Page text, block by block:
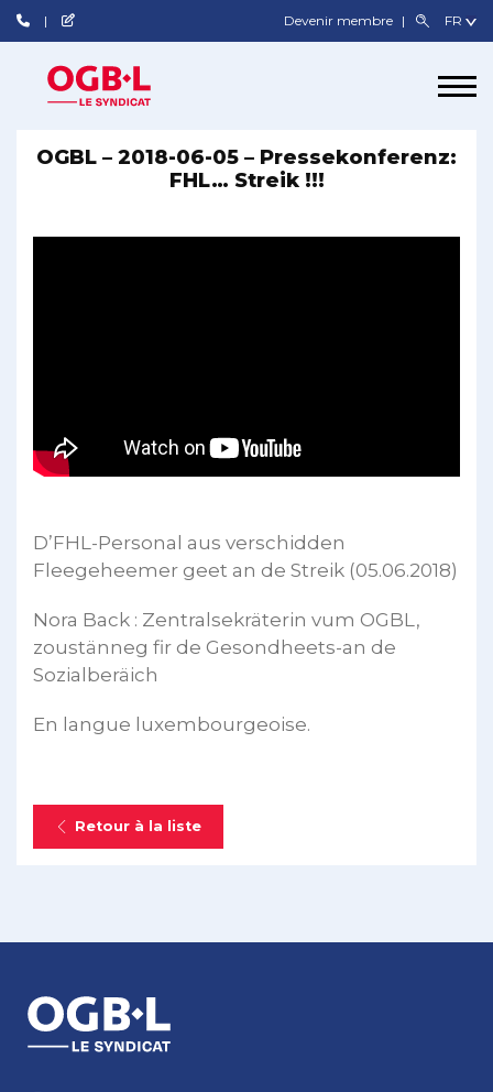
Devenir membre
OGBL – 2018-06-05 – Pressekonferenz:
FHL… Streik !!!
D’FHL-Personal aus verschidden
Fleegeheemer geet an de Streik (05.06.2018)
Nora Back : Zentralsekräterin vum OGBL,
zoustänneg fir de Gesondheets-an de
Sozialberäich
En langue luxembourgeoise.
Retour à la liste